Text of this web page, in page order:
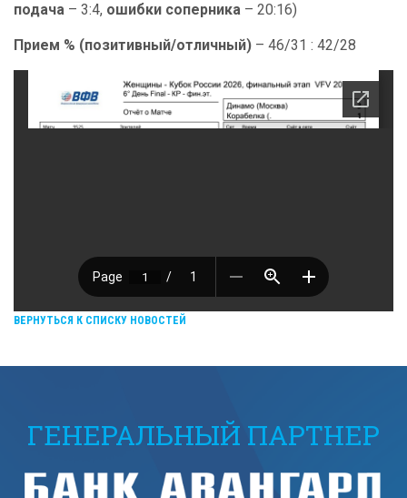
подача – 3:4, ошибки соперника – 20:16)
Прием % (позитивный/отличный) – 46/31 : 42/28
ВЕРНУТЬСЯ К СПИСКУ НОВОСТЕЙ
ГЕНЕРАЛЬНЫЙ ПАРТНЕР